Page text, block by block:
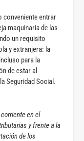
conveniente entrar
maquinaria de las
un requisito
y extranjera: la
para la
de estar al
Seguridad Social.
en el
y frente a la
de los